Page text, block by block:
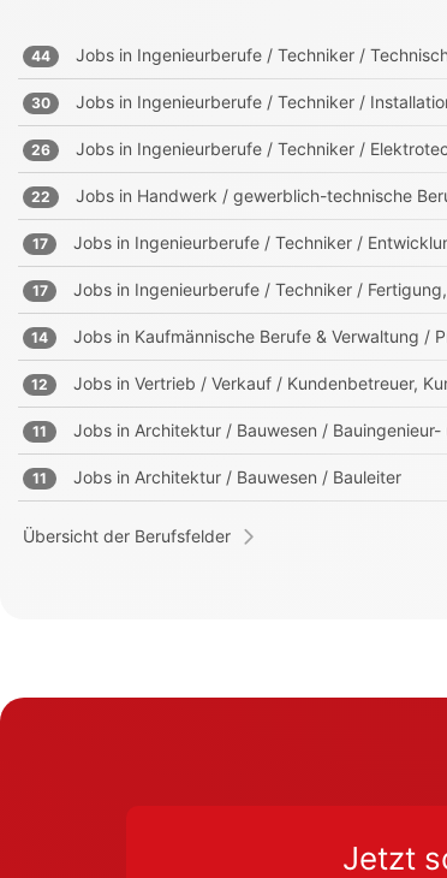
44 Jobs in Ingenieurberufe / Techniker /
30 Jobs in Ingenieurberufe / Techniker /
26 Jobs in Ingenieurberufe / Techniker /
22 Jobs in Handwerk / gewerblich-technische
17 Jobs in Ingenieurberufe / Techniker /
17 Jobs in Ingenieurberufe / Techniker /
14 Jobs in Kaufmännische Berufe & Verwaltung /
12 Jobs in Vertrieb / Verkauf / Kundenbetreuer,
11 Jobs in Architektur / Bauwesen / Bauingenieur-
11 Jobs in Architektur / Bauwesen / Bauleiter
Übersicht der Berufsfelder
Jetzt